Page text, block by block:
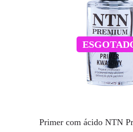
Primer com ácido NTN